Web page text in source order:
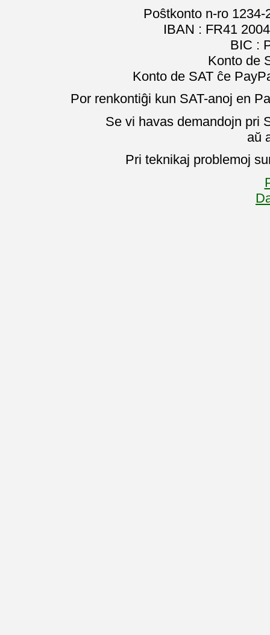
Poŝtkonto n-ro
IBAN : FR41
BIC :
Konto de
Konto de SAT ĉe
Por renkontiĝi kun SAT-anoj en
Se vi havas demandojn pri
aŭ
Pri teknikaj problemoj